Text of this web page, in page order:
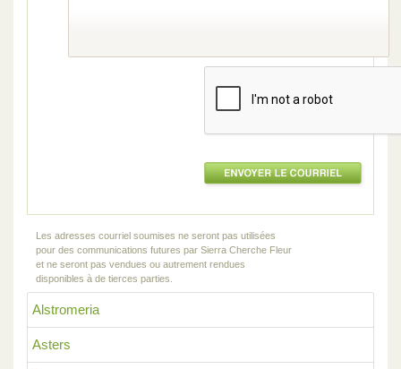
Alstromeria
Asters
Les adresses courriel soumises ne seront pas utilisées
pour des communications futures par Sierra Cherche Fleur
et ne seront pas vendues ou autrement rendues
disponibles à de tierces parties.